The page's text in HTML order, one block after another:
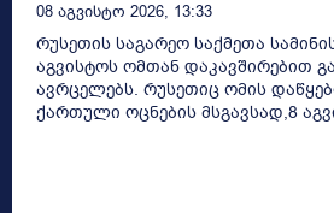
08 Აგვისტო 2026, 13:33
რუსეთის საგარეო საქმეთა
აგვისტოს ომთან დაკავშირებით
ავრცელებს. რუსეთიც ომის
ქართული ოცნების მსგავსად,8